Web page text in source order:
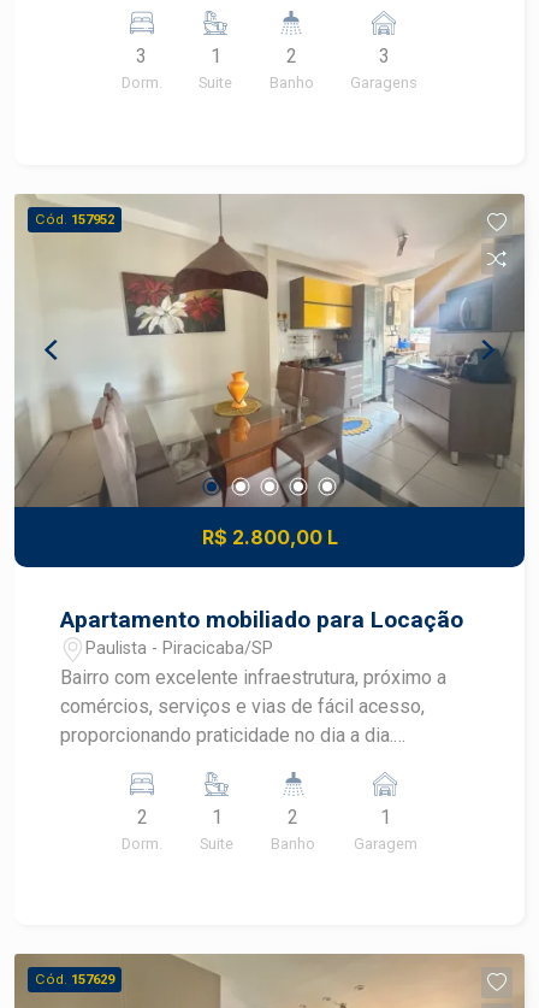
banheiro de empregada, área de serviço. Área de
lazer completo: piscinas, sala de fitness,
churrasqueira, sala de jogos, quadra poliesportiva
3
Dorm.
1
Suite
2
Banho
3
Garagens
Cód. 157952
R$ 2.800,00 L
Apartamento mobiliado para Locação
Paulista - Piracicaba/SP
Bairro com excelente infraestrutura, próximo a
comércios, serviços e vias de fácil acesso,
proporcionando praticidade no dia a dia.
1 suíte, sala de estar, sala de jantar, cozinha
equipada e 1 vaga de garagem. O imóvel conta
com mobília completa, incluindo cristaleira,
como máquina de lavar Samsung, micro-ondas,
air fryer, liquidificador, cafeteira e jogo de chá. Os
2
Dorm.
1
Suite
2
Banho
1
Garagem
Cód. 157629